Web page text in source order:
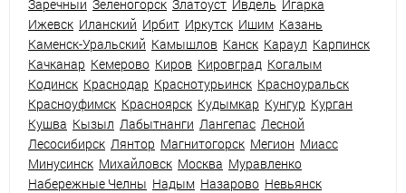
Заречный Зеленогорск Златоуст Ивдель Игарка
Ижевск Иланский Ирбит Иркутск Ишим Казань
Каменск-Уральский Камышлов Канск Караул Карпинск
Качканар Кемерово Киров Кировград Когалым
Кодинск Краснодар Краснотурьинск Красноуральск
Красноуфимск Красноярск Кудымкар Кунгур Курган
Кушва Кызыл Лабытнанги Лангепас Лесной
Лесосибирск Лянтор Магнитогорск Мегион Миасс
Минусинск Михайловск Москва Муравленко
Набережные Челны Надым Назарово Невьянск